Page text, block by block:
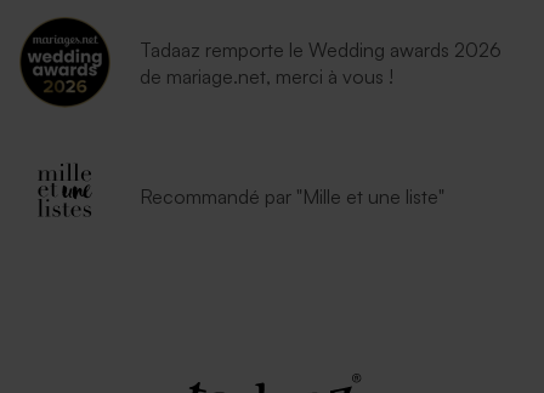
Tadaaz remporte le Wedding awards 2026
de mariage.net, merci à vous !
Recommandé par "Mille et une liste"